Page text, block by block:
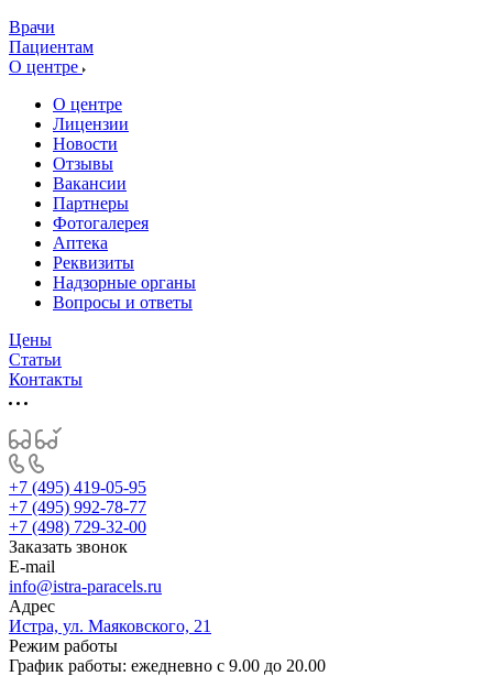
Врачи
Пациентам
О центре
О центре
Лицензии
Новости
Отзывы
Вакансии
Партнеры
Фотогалерея
Аптека
Реквизиты
Надзорные органы
Вопросы и ответы
Цены
Статьи
Контакты
+7 (495) 419-05-95
+7 (495) 992-78-77
+7 (498) 729-32-00
Заказать звонок
E-mail
info@istra-paracels.ru
Адрес
Истра, ул. Маяковского, 21
Режим работы
График работы: ежедневно с 9.00 до 20.00